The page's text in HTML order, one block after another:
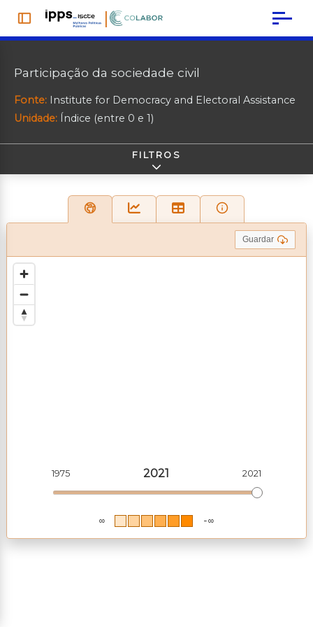
|
Guardar
1975 2021 2021
∞ -∞
Participação da sociedade civil
Fonte: Institute for Democracy and Electoral Assistance
Unidade: Índice (entre 0 e 1)
FILTROS